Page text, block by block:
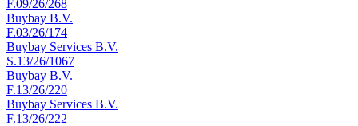
F.09/26/268
Buybay B.V.
F.03/26/174
Buybay Services B.V.
S.13/26/1067
Buybay B.V.
F.13/26/220
Buybay Services B.V.
F.13/26/222